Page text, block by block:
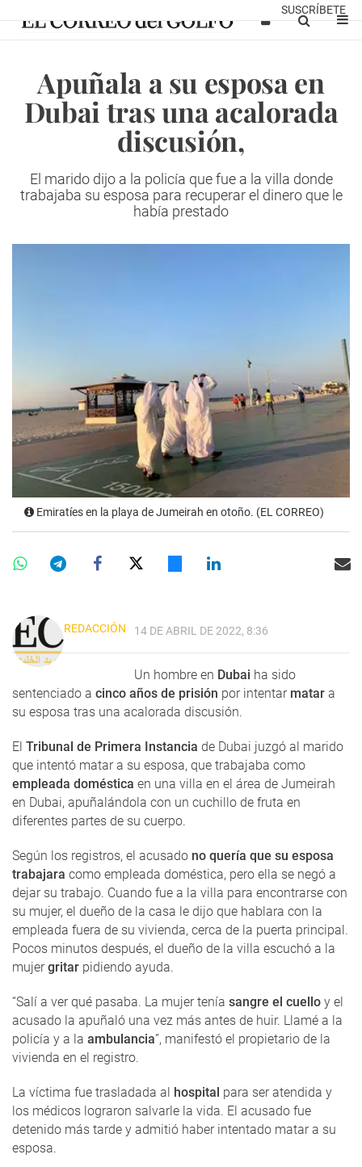
SUSCRÍBETE
Apuñala a su esposa en
Dubai tras una acalorada
discusión,
El marido dijo a la policía que fue a la villa donde
trabajaba su esposa para recuperar el dinero que le
había prestado
Emiratíes en la playa de Jumeirah en otoño. (EL CORREO)
REDACCIÓN 14 DE ABRIL DE 2022, 8:36
Un hombre en Dubai ha sido
sentenciado a cinco años de prisión por intentar matar a
su esposa tras una acalorada discusión.
El Tribunal de Primera Instancia de Dubai juzgó al marido
que intentó matar a su esposa, que trabajaba como
empleada doméstica en una villa en el área de Jumeirah
en Dubai, apuñalándola con un cuchillo de fruta en
diferentes partes de su cuerpo.
Según los registros, el acusado no quería que su esposa
trabajara como empleada doméstica, pero ella se negó a
dejar su trabajo. Cuando fue a la villa para encontrarse con
su mujer, el dueño de la casa le dijo que hablara con la
empleada fuera de su vivienda, cerca de la puerta principal.
Pocos minutos después, el dueño de la villa escuchó a la
mujergritar pidiendo ayuda.
“Salí a ver qué pasaba. La mujer tenía sangre el cuello y el
acusado la apuñaló una vez más antes de huir. Llamé a la
policía y a la ambulancia”, manifestó el propietario de la
vivienda en el registro.
La víctima fue trasladada al hospital para ser atendida y
los médicos lograron salvarle la vida. El acusado fue
detenido más tarde y admitió haber intentado matar a su
esposa.